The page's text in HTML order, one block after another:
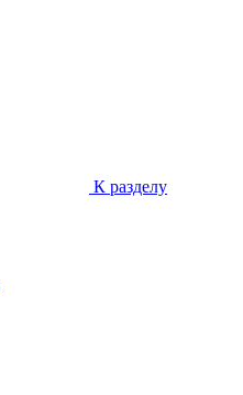
К разделу